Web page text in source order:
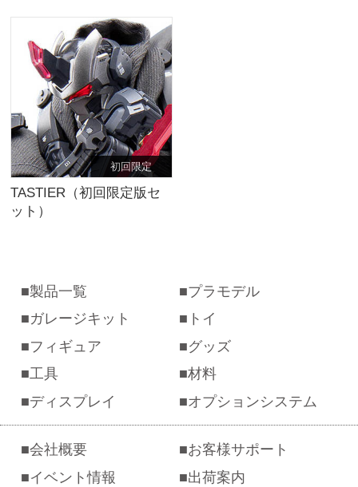
初回限定
TASTIER（初回限定版セ
ット）
製品一覧
プラモデル
ガレージキット
トイ
フィギュア
グッズ
工具
材料
ディスプレイ
オプションシステム
会社概要
お客様サポート
イベント情報
出荷案内